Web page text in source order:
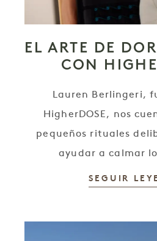
EL ARTE DE
CON
Lauren Berlingeri,
HigherDOSE, nos
pequeños rituales
ayudar a calmar
SEGUIR